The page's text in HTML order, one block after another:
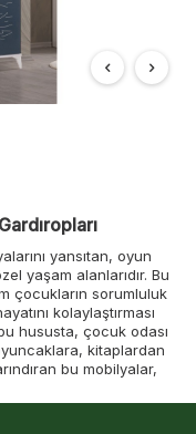
yansıtan, oyun
yaşam alanlarıdır. Bu
çocukların sorumluluk
kolaylaştırması
hususta, çocuk odası
kitaplardan
bu mobilyalar,
seçilmiş bir çocuk dolabı,